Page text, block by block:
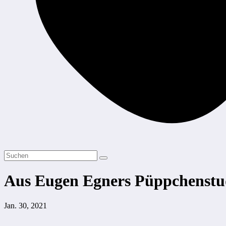
Aus Eugen Egners
Jan. 30, 2021